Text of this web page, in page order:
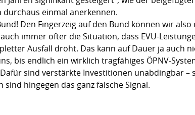
einmal anerkennen.
Den Fingerzeig auf den Bund können wir
immer öfter die Situation, dass EVU-
Ausfall droht. Das kann auf Dauer ja auch
bis endlich ein wirklich tragfähiges ÖPNV-
sind verstärkte Investitionen unabdingbar –
hingegen das ganz falsche Signal.